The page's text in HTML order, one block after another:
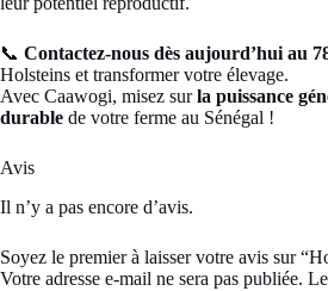
📞 Contactez-nous dès aujourd’hui au
Holsteins et transformer votre élevage.
Avec Caawogi, misez surla puissance
durable de votre ferme au Sénégal !
Avis
Il n’y a pas encore d’avis.
Soyez le premier à laisser votre avis sur
Votre adresse e-mail ne sera pas publiée.